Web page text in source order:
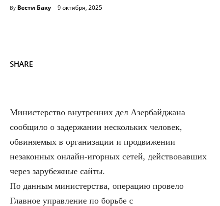
By Вести Баку 9 октября, 2025
SHARE
Министерство внутренних дел Азербайджана
сообщило о задержании нескольких человек,
обвиняемых в организации и продвижении
незаконных онлайн-игорных сетей, действовавших
через зарубежные сайты.
По данным министерства, операцию провело
Главное управление по борьбе с